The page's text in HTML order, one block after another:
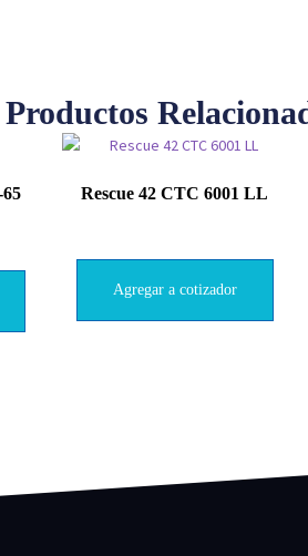
Productos
Rescue 42 CTC 6001 LL
Agregar a cotizador